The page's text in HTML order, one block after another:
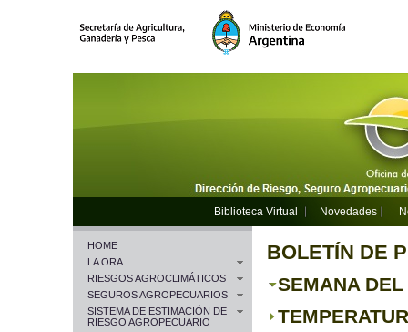
Biblioteca Virtual Novedades
HOME
LA ORA
RIESGOS AGROCLIMÁTICOS
SEGUROS AGROPECUARIOS
SISTEMA DE ESTIMACIÓN DE
RIESGO AGROPECUARIO
BOLETÍN DE
SEMANA